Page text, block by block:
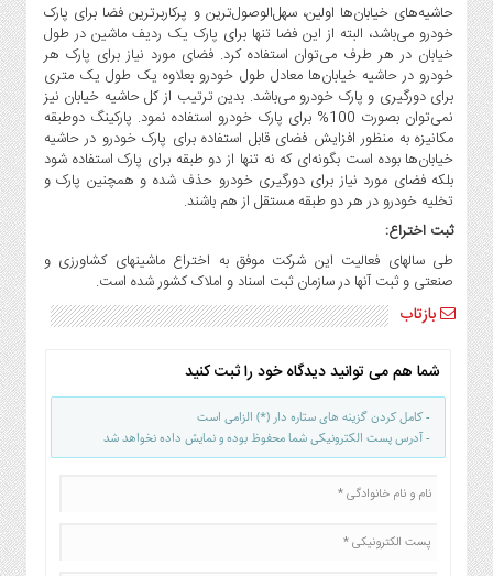
حاشیه‌های خیابان‌ها اولین، سهل‌الوصول‌ترین و پرکاربرترین فضا برای پارک
خودرو می‌باشد، البته از این فضا تنها برای پارک یک ردیف ماشین در طول
خیابان در هر طرف می‌توان استفاده کرد. فضای مورد نیاز برای پارک هر
خودرو در حاشیه خیابان‌ها معادل طول خودرو بعلاوه یک طول یک متری
برای دورگیری و پارک خودرو می‌باشد. بدین ترتیب از کل حاشیه خیابان نیز
نمی‌توان بصورت 100% برای پارک خودرو استفاده نمود. پارکینگ دوطبقه
مکانیزه به منظور افزایش فضای قابل استفاده برای پارک خودرو در حاشیه
خیابان‌ها بوده است بگونه‌ای که نه تنها از دو طبقه برای پارک استفاده شود
بلکه فضای مورد نیاز برای دورگیری خودرو حذف شده و همچنین پارک و
تخلیه خودرو در هر دو طبقه مستقل از هم باشند.
ثبت اختراع:
طی سالهای فعالیت این شرکت موفق به اختراع ماشینهای کشاورزی و
صنعتی و ثبت آنها در سازمان ثبت اسناد و املاک کشور شده است.
بازتاب
شما هم می توانید دیدگاه خود را ثبت کنید
- کامل کردن گزینه های ستاره دار (*) الزامی است
- آدرس پست الکترونیکی شما محفوظ بوده و نمایش داده نخواهد شد